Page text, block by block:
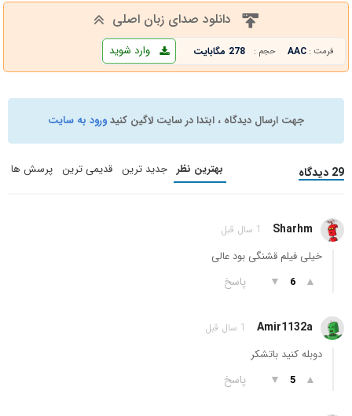
دانلود صدای زبان اصلی
فرمت : AAC حجم : 278 مگابایت وارد شوید
جهت ارسال دیدگاه ، ابتدا در سایت لاگین کنیدورود به سایت
29 دیدگاه بهترین نظر جدید ترین قدیمی ترین پرسش ها
Sharhm 1 سال قبل
خیلی فیلم قشنگی بود عالی
▲
6
▼ پاسخ
Amir1132a 1 سال قبل
دوبله کنید باتشکر
▲
5
▼ پاسخ